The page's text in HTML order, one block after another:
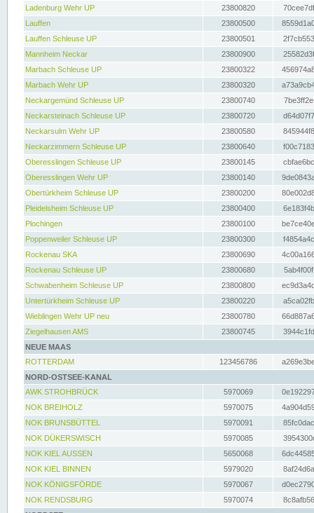
Ladenburg Wehr UP
23800820
Lauffen
23800500
Lauffen Schleuse UP
23800501
Mannheim Neckar
23800900
Marbach Schleuse UP
23800322
Marbach Wehr UP
23800320
Neckargemünd Schleuse UP
23800740
Neckarsteinach Schleuse UP
23800720
Neckarsulm Wehr UP
23800580
Neckarzimmern Schleuse UP
23800640
Oberesslingen Schleuse UP
23800145
Oberesslingen Wehr UP
23800140
Obertürkheim Schleuse UP
23800200
Pleidelsheim Schleuse UP
23800400
Plochingen
23800100
Poppenweiler Schleuse UP
23800300
Rockenau SKA
23800690
Rockenau Schleuse UP
23800680
Schwabenheim Schleuse UP
23800800
Untertürkheim Schleuse UP
23800220
Wieblingen Wehr UP neu
23800780
Ziegelhausen AMS
23800745
NEUE MAAS
ROTTERDAM
123456786
NORD-OSTSEE-KANAL
AWK STROHBRÜCK
5970069
NOK BREIHOLZ
5970075
NOK BRUNSBÜTTEL
5970091
NOK DÜKERSWISCH
5970085
NOK KIEL AUSSEN
5650068
NOK KIEL BINNEN
5979020
NOK KÖNIGSFÖRDE
5970067
NOK RENDSBURG
5970074